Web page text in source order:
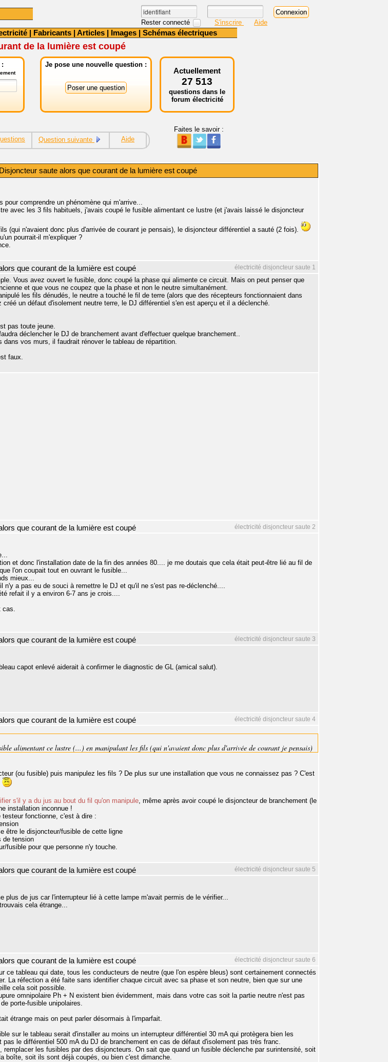
Rester connecté S'inscrire Aide
| Fabricants | Articles | Images | Schémas électriques
de la lumière est coupé
: Je pose une nouvelle question :
Actuellement
27 513
questions dans le
forum électricité
Question suivante Aide
Faites le savoir :
Disjoncteur saute alors que courant de la lumière est coupé
pour comprendre un phénomène qui m'arrive...
avec les 3 fils habituels, j'avais coupé le fusible alimentant ce lustre (et j'avais laissé le disjoncteur
(qui n'avaient donc plus d'arrivée de courant je pensais), le disjoncteur différentiel a sauté (2 fois).
pourrait-il m'expliquer ?
électricité disjoncteur saute 1
que courant de la lumière est coupé
Vous avez ouvert le fusible, donc coupé la phase qui alimente ce circuit. Mais on peut penser que
et que vous ne coupez que la phase et non le neutre simultanément.
les fils dénudés, le neutre a touché le fil de terre (alors que des récepteurs fonctionnaient dans
créé un défaut d'isolement neutre terre, le DJ différentiel s'en est aperçu et il a déclenché.
pas toute jeune.
déclencher le DJ de branchement avant d'effectuer quelque branchement..
dans vos murs, il faudrait rénover le tableau de répartition.
faux.
électricité disjoncteur saute 2
que courant de la lumière est coupé
et donc l'installation date de la fin des années 80.... je me doutais que cela était peut-être lié au fil de
l'on coupait tout en ouvrant le fusible...
mieux...
n'y a pas eu de souci à remettre le DJ et qu'il ne s'est pas re-déclenché....
refait il y a environ 6-7 ans je crois....
cas.
électricité disjoncteur saute 3
que courant de la lumière est coupé
capot enlevé aiderait à confirmer le diagnostic de GL (amical salut).
électricité disjoncteur saute 4
que courant de la lumière est coupé
alimentant ce lustre (...) en manipulant les fils (qui n'avaient donc plus d'arrivée de courant je pensais)
(ou fusible) puis manipulez les fils ? De plus sur une installation que vous ne connaissez pas ? C'est
s'il y a du jus au bout du fil qu'on manipule, même après avoir coupé le disjoncteur de branchement (le
installation inconnue !
testeur fonctionne, c'est à dire :
être le disjoncteur/fusible de cette ligne
de tension
fusible pour que personne n'y touche.
électricité disjoncteur saute 5
que courant de la lumière est coupé
plus de jus car l'interrupteur lié à cette lampe m'avait permis de le vérifier...
cela étrange...
électricité disjoncteur saute 6
que courant de la lumière est coupé
ce tableau qui date, tous les conducteurs de neutre (que l'on espère bleus) sont certainement connectés
La réfection a été faite sans identifier chaque circuit avec sa phase et son neutre, bien que sur une
cela soit possible.
omnipolaire Ph + N existent bien évidemment, mais dans votre cas soit la partie neutre n'est pas
porte-fusible unipolaires.
étrange mais on peut parler désormais à l'imparfait.
sur le tableau serait d'installer au moins un interrupteur différentiel 30 mA qui protègera bien les
pas le différentiel 500 mA du DJ de branchement en cas de défaut d'isolement pas très franc.
remplacer les fusibles par des disjoncteurs. On sait que quand un fusible déclenche par surintensité, soit
boîte, soit ils sont déjà coupés, ou bien c'est dimanche.